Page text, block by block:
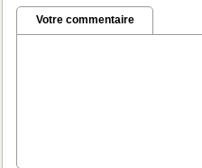
Votre commentaire